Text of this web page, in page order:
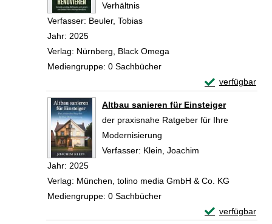
Verhältnis
Verfasser: Beuler, Tobias
Jahr: 2025
Verlag: Nürnberg, Black Omega
Mediengruppe: 0 Sachbücher
verfügbar
Exemplar-
Altbau sanieren für Einsteiger
der praxisnahe Ratgeber für Ihre
Modernisierung
Verfasser: Klein, Joachim
Jahr: 2025
Verlag: München, tolino media GmbH & Co. KG
Mediengruppe: 0 Sachbücher
verfügbar
Exemplar-